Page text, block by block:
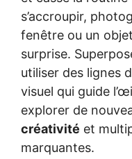
s’accroupir,
fenêtre ou un
surprise.
utiliser des lignes
visuel qui guide
explorer de
créativité et
marquantes.